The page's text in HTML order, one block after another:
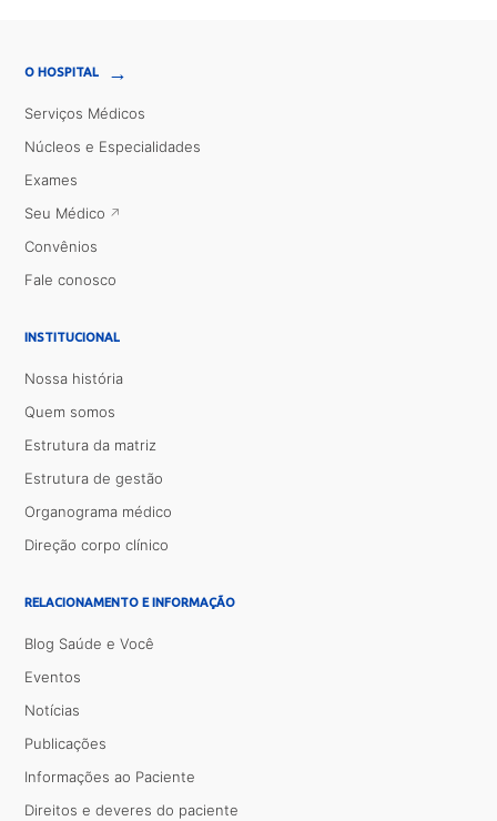
O HOSPITAL →
Serviços Médicos
Núcleos e Especialidades
Exames
Seu Médico
Convênios
Fale conosco
INSTITUCIONAL
Nossa história
Quem somos
Estrutura da matriz
Estrutura de gestão
Organograma médico
Direção corpo clínico
RELACIONAMENTO E INFORMAÇÃO
Blog Saúde e Você
Eventos
Notícias
Publicações
Informações ao Paciente
Direitos e deveres do paciente